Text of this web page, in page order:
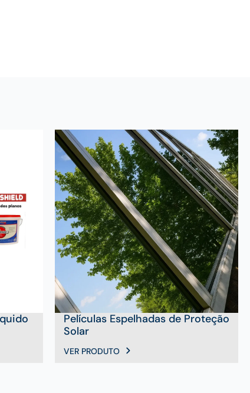
Películas Espelhadas de Proteção
Solar
VER PRODUTO